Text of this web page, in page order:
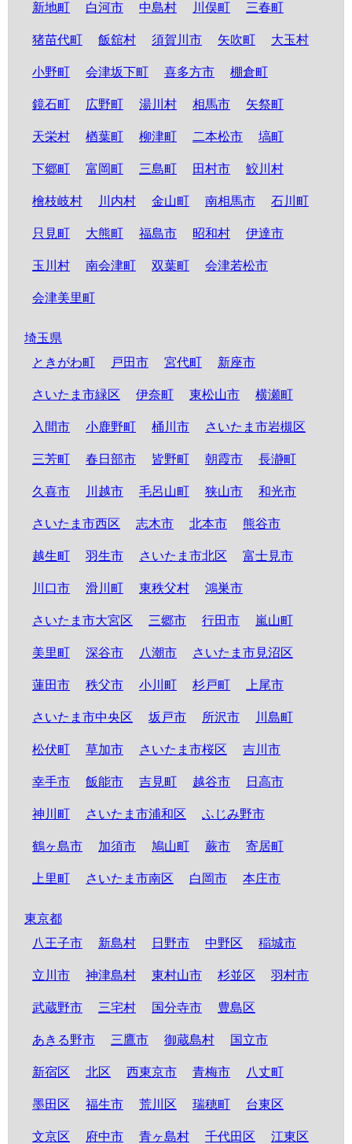
新地町 白河市 中島村 川俣町 三春町
猪苗代町 飯舘村 須賀川市 矢吹町 大玉村
小野町 会津坂下町 喜多方市 棚倉町
鏡石町 広野町 湯川村 相馬市 矢祭町
天栄村 楢葉町 柳津町 二本松市 塙町
下郷町 富岡町 三島町 田村市 鮫川村
檜枝岐村 川内村 金山町 南相馬市 石川町
只見町 大熊町 福島市 昭和村 伊達市
玉川村 南会津町 双葉町 会津若松市
会津美里町
埼玉県
ときがわ町
戸田市 宮代町 新座市
さいたま市緑区 伊奈町 東松山市 横瀬町
入間市 小鹿野町 桶川市 さいたま市岩槻区
三芳町 春日部市 皆野町 朝霞市 長瀞町
久喜市 川越市 毛呂山町 狭山市 和光市
さいたま市西区 志木市 北本市 熊谷市
越生町 羽生市 さいたま市北区 富士見市
川口市 滑川町 東秩父村 鴻巣市
さいたま市大宮区 三郷市 行田市 嵐山町
美里町 深谷市 八潮市 さいたま市見沼区
蓮田市 秩父市 小川町 杉戸町 上尾市
さいたま市中央区 坂戸市 所沢市 川島町
松伏町 草加市 さいたま市桜区 吉川市
幸手市 飯能市 吉見町 越谷市 日高市
神川町 さいたま市浦和区 ふじみ野市
鶴ヶ島市 加須市 鳩山町 蕨市 寄居町
上里町 さいたま市南区 白岡市 本庄市
東京都
八王子市
新島村 日野市 中野区 稲城市
立川市 神津島村 東村山市 杉並区 羽村市
武蔵野市 三宅村 国分寺市 豊島区
あきる野市 三鷹市 御蔵島村 国立市
新宿区 北区 西東京市 青梅市 八丈町
墨田区 福生市 荒川区 瑞穂町 台東区
文京区 府中市 青ヶ島村 千代田区 江東区